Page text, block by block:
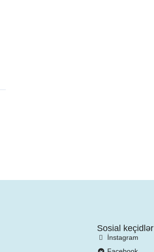
Sosial keçidlər
İnstagram